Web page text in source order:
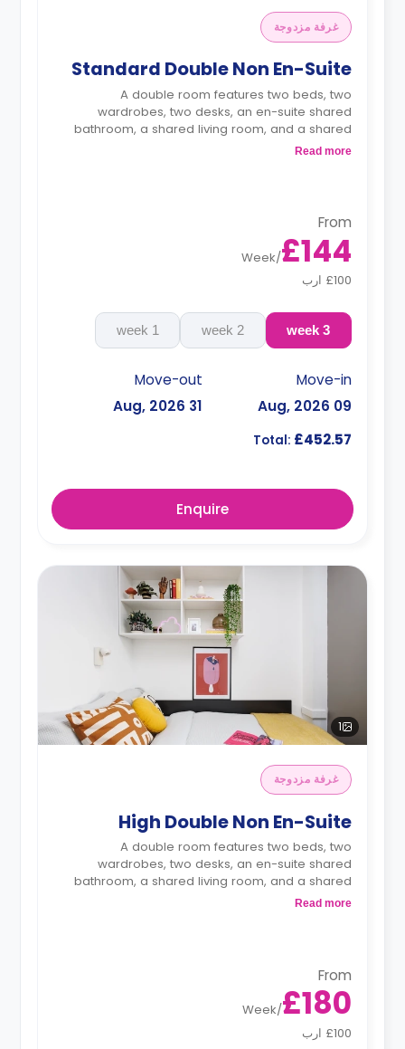
غرفة مزدوجة
Standard Double Non En-Suite
A double room features two beds, two
wardrobes, two desks, an en-suite shared
bathroom, a shared living room, and a shared
kitchen.
Read more
From
£144
/
Week
£100 ارب
3 week
2 week
1 week
Move-in
09 Aug, 2026
Move-out
31 Aug, 2026
Total: £452.57
Enquire
1
غرفة مزدوجة
High Double Non En-Suite
A double room features two beds, two
wardrobes, two desks, an en-suite shared
bathroom, a shared living room, and a shared
kitchen.
Read more
From
£180
/
Week
£100 ارب